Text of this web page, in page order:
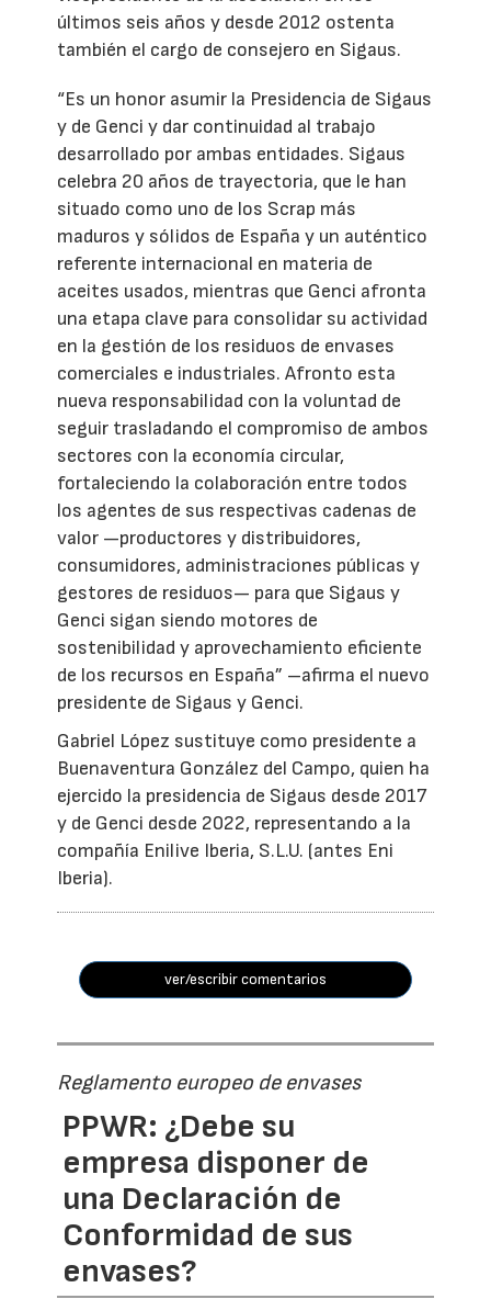
últimos seis años y desde 2012 ostenta
también el cargo de consejero en Sigaus.
“Es un honor asumir la Presidencia de Sigaus
y de Genci y dar continuidad al trabajo
desarrollado por ambas entidades. Sigaus
celebra 20 años de trayectoria, que le han
situado como uno de los Scrap más
maduros y sólidos de España y un auténtico
referente internacional en materia de
aceites usados, mientras que Genci afronta
una etapa clave para consolidar su actividad
en la gestión de los residuos de envases
comerciales e industriales. Afronto esta
nueva responsabilidad con la voluntad de
seguir trasladando el compromiso de ambos
sectores con la economía circular,
fortaleciendo la colaboración entre todos
los agentes de sus respectivas cadenas de
valor —productores y distribuidores,
consumidores, administraciones públicas y
gestores de residuos— para que Sigaus y
Genci sigan siendo motores de
sostenibilidad y aprovechamiento eficiente
de los recursos en España” –afirma el nuevo
presidente de Sigaus y Genci.
Gabriel López sustituye como presidente a
Buenaventura González del Campo, quien ha
ejercido la presidencia de Sigaus desde 2017
y de Genci desde 2022, representando a la
compañía Enilive Iberia, S.L.U. (antes Eni
Iberia).
ver/escribir comentarios
Reglamento europeo de envases
PPWR: ¿Debe su
empresa disponer de
una Declaración de
Conformidad de sus
envases?